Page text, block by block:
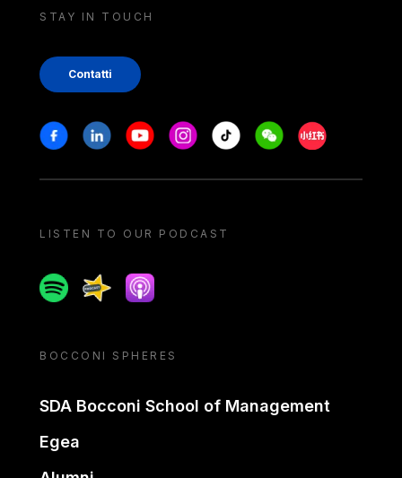
STAY IN TOUCH
Contatti
Stay in touch
FacebookLinkedinYoutubeInstagram
Tiktok WeechatXiaohongshu/
LISTEN TO OUR PODCAST
SpotifySpreakerApple podcast
BOCCONI SPHERES
SDA Bocconi School of Management
Egea